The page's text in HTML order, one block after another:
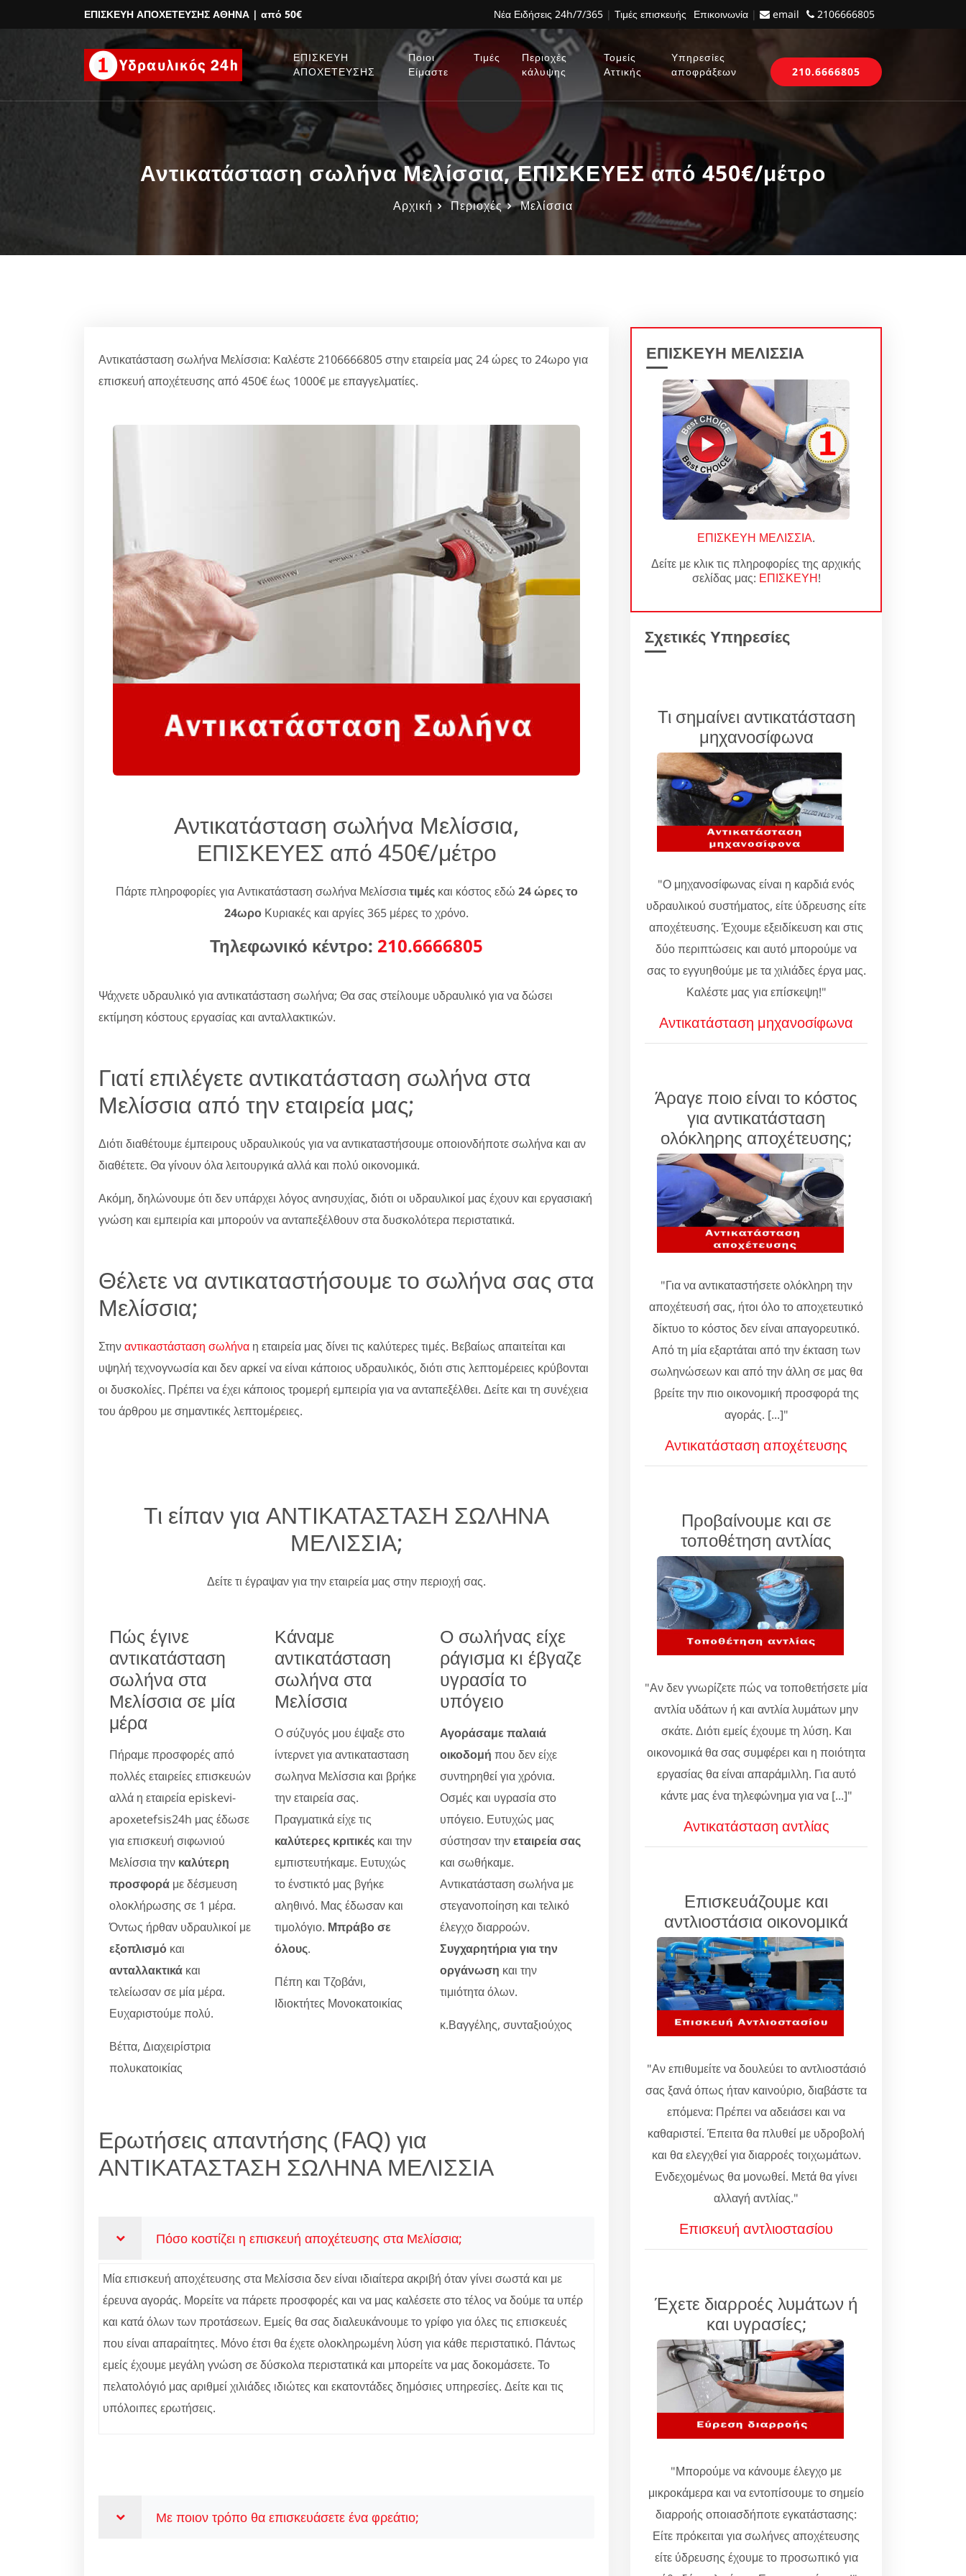
ΕΠΙΣΚΕΥΗ ΑΠΟΧΕΤΕΥΣΗΣ ΑΘΗΝΑ | από 50€ Νέα Ειδήσεις 24h/7/365 | Τιμές επισκευής Επικοινωνία | email 2106666805
ΕΠΙΣΚΕΥΗ
ΑΠΟΧΕΤΕΥΣΗΣ
Ποιοι
Είμαστε
Τιμές
Περιοχές
κάλυψης
Τομείς
Αττικής
Υπηρεσίες
αποφράξεων
210.6666805
Αντικατάσταση σωλήνα Μελίσσια, ΕΠΙΣΚΕΥΕΣ από 450€/μέτρο
Αρχική Περιοχές Μελίσσια
Αντικατάσταση σωλήνα Μελίσσια: Καλέστε 2106666805 στην εταιρεία μας 24 ώρες το 24ωρο για
επισκευή αποχέτευσης από 450€ έως 1000€ με επαγγελματίες.
Αντικατάσταση σωλήνα Μελίσσια,
ΕΠΙΣΚΕΥΕΣ από 450€/μέτρο
Πάρτε πληροφορίες για Αντικατάσταση σωλήνα Μελίσσιατιμέςκαι κόστος εδώ 24 ώρες το
24ωρο Κυριακές και αργίες 365 μέρες το χρόνο.
Τηλεφωνικό κέντρο: 210.6666805
Ψάχνετε υδραυλικό για αντικατάσταση σωλήνα; Θα σας στείλουμε υδραυλικό για να δώσει
εκτίμηση κόστους εργασίας και ανταλλακτικών.
Γιατί επιλέγετε αντικατάσταση σωλήνα στα
Μελίσσια από την εταιρεία μας;
Διότι διαθέτουμε έμπειρους υδραυλικούς για να αντικαταστήσουμε οποιονδήποτε σωλήνα και αν
διαθέτετε. Θα γίνουν όλα λειτουργικά αλλά και πολύ οικονομικά.
Ακόμη, δηλώνουμε ότι δεν υπάρχει λόγος ανησυχίας, διότι οι υδραυλικοί μας έχουν και εργασιακή
γνώση και εμπειρία και μπορούν να ανταπεξέλθουν στα δυσκολότερα περιστατικά.
Θέλετε να αντικαταστήσουμε το σωλήνα σας στα
Μελίσσια;
Στηναντικαστάσταση σωλήνα η εταιρεία μας δίνει τις καλύτερες τιμές. Βεβαίως απαιτείται και
υψηλή τεχνογνωσία και δεν αρκεί να είναι κάποιος υδραυλικός, διότι στις λεπτομέρειες κρύβονται
οι δυσκολίες. Πρέπει να έχει κάποιος τρομερή εμπειρία για να ανταπεξέλθει. Δείτε και τη συνέχεια
του άρθρου με σημαντικές λεπτομέρειες.
Τι είπαν για ΑΝΤΙΚΑΤΑΣΤΑΣΗ ΣΩΛΗΝΑ
ΜΕΛΙΣΣΙΑ;
Δείτε τι έγραψαν για την εταιρεία μας στην περιοχή σας.
Πώς έγινε
αντικατάσταση
σωλήνα στα
Μελίσσια σε μία
μέρα
Πήραμε προσφορές από
πολλές εταιρείες επισκευών
αλλά η εταιρεία episkevi-
apoxetefsis24h μας έδωσε
για επισκευή σιφωνιού
Μελίσσια την καλύτερη
προσφορά με δέσμευση
ολοκλήρωσης σε 1 μέρα.
Όντως ήρθαν υδραυλικοί με
εξοπλισμό και
ανταλλακτικά και
τελείωσαν σε μία μέρα.
Ευχαριστούμε πολύ.
Βέττα, Διαχειρίστρια
πολυκατοικίας
Κάναμε
αντικατάσταση
σωλήνα στα
Μελίσσια
Ο σύζυγός μου έψαξε στο
ίντερνετ για αντικατασταση
σωληνα Μελίσσια και βρήκε
την εταιρεία σας.
Πραγματικά είχε τις
καλύτερες κριτικές και την
εμπιστευτήκαμε. Ευτυχώς
το ένστικτό μας βγήκε
αληθινό. Μας έδωσαν και
τιμολόγιο. Μπράβο σε
όλους.
Πέπη και Τζοβάνι,
Ιδιοκτήτες Μονοκατοικίας
Ο σωλήνας είχε
ράγισμα κι έβγαζε
υγρασία το
υπόγειο
Αγοράσαμε παλαιά
οικοδομή που δεν είχε
συντηρηθεί για χρόνια.
Οσμές και υγρασία στο
υπόγειο. Ευτυχώς μας
σύστησαν τηνεταιρεία σας
και σωθήκαμε.
Αντικατάσταση σωλήνα με
στεγανοποίηση και τελικό
έλεγχο διαρροών.
Συγχαρητήρια για την
οργάνωση και την
τιμιότητα όλων.
κ.Βαγγέλης, συνταξιούχος
Ερωτήσεις απαντήσης (FAQ) για
ΑΝΤΙΚΑΤΑΣΤΑΣΗ ΣΩΛΗΝΑ ΜΕΛΙΣΣΙΑ
Πόσο κοστίζει η επισκευή αποχέτευσης στα Μελίσσια;
Μία επισκευή αποχέτευσης στα Μελίσσια δεν είναι ιδιαίτερα ακριβή όταν γίνει σωστά και με
έρευνα αγοράς. Μορείτε να πάρετε προσφορές και να μας καλέσετε στο τέλος να δούμε τα υπέρ
και κατά όλων των προτάσεων. Εμείς θα σας διαλευκάνουμε το γρίφο για όλες τις επισκευές
που είναι απαραίτητες. Μόνο έτσι θα έχετε ολοκληρωμένη λύση για κάθε περιστατικό. Πάντως
εμείς έχουμε μεγάλη γνώση σε δύσκολα περιστατικά και μπορείτε να μας δοκομάσετε. Το
πελατολόγιό μας αριθμεί χιλιάδες ιδιώτες και εκατοντάδες δημόσιες υπηρεσίες. Δείτε και τις
υπόλοιπες ερωτήσεις.
Με ποιον τρόπο θα επισκευάσετε ένα φρεάτιο;
ΕΠΙΣΚΕΥΗ ΜΕΛΙΣΣΙΑ
ΕΠΙΣΚΕΥΗ ΜΕΛΙΣΣΙΑ.
Δείτε με κλικ τις πληροφορίες της αρχικής
σελίδας μας: ΕΠΙΣΚΕΥΗ!
Σχετικές Υπηρεσίες
Τι σημαίνει αντικατάσταση
μηχανοσίφωνα
"Ο μηχανοσίφωνας είναι η καρδιά ενός
υδραυλικού συστήματος, είτε ύδρευσης είτε
αποχέτευσης. Έχουμε εξειδίκευση και στις
δύο περιπτώσεις και αυτό μπορούμε να
σας το εγγυηθούμε με τα χιλιάδες έργα μας.
Καλέστε μας για επίσκεψη!"
Αντικατάσταση μηχανοσίφωνα
Άραγε ποιο είναι το κόστος
για αντικατάσταση
ολόκληρης αποχέτευσης;
"Για να αντικαταστήσετε ολόκληρη την
αποχέτευσή σας, ήτοι όλο το αποχετευτικό
δίκτυο το κόστος δεν είναι απαγορευτικό.
Από τη μία εξαρτάται από την έκταση των
σωληνώσεων και από την άλλη σε μας θα
βρείτε την πιο οικονομική προσφορά της
αγοράς. [...]"
Αντικατάσταση αποχέτευσης
Προβαίνουμε και σε
τοποθέτηση αντλίας
"Αν δεν γνωρίζετε πώς να τοποθετήσετε μία
αντλία υδάτων ή και αντλία λυμάτων μην
σκάτε. Διότι εμείς έχουμε τη λύση. Και
οικονομικά θα σας συμφέρει και η ποιότητα
εργασίας θα είναι απαράμιλλη. Για αυτό
κάντε μας ένα τηλεφώνημα για να [...]"
Αντικατάσταση αντλίας
Επισκευάζουμε και
αντλιοστάσια οικονομικά
"Αν επιθυμείτε να δουλεύει το αντλιοστάσιό
σας ξανά όπως ήταν καινούριο, διαβάστε τα
επόμενα: Πρέπει να αδειάσει και να
καθαριστεί. Έπειτα θα πλυθεί με υδροβολή
και θα ελεγχθεί για διαρροές τοιχωμάτων.
Ενδεχομένως θα μονωθεί. Μετά θα γίνει
αλλαγή αντλίας."
Επισκευή αντλιοστασίου
Έχετε διαρροές λυμάτων ή
και υγρασίες;
"Μπορούμε να κάνουμε έλεγχο με
μικροκάμερα και να εντοπίσουμε το σημείο
διαρροής οποιασδήποτε εγκατάστασης:
Είτε πρόκειται για σωλήνες αποχέτευσης
είτε ύδρευσης έχουμε το προσωπικό για